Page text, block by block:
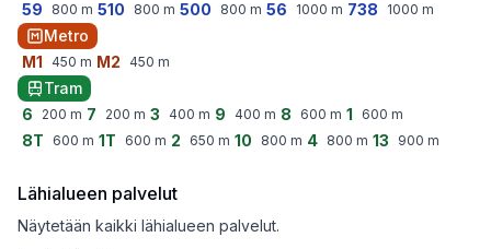
59 800 m 510 800 m 500 800 m 56 1000 m 738 1000 m
Metro
M1 450 m M2 450 m
Tram
6
200 m 7 200 m 3 400 m 9 400 m 8 600 m 1 600 m
8T 600 m 1T 600 m 2 650 m 10 800 m 4 800 m 13 900 m
Lähialueen palvelut
Näytetään kaikki lähialueen palvelut.